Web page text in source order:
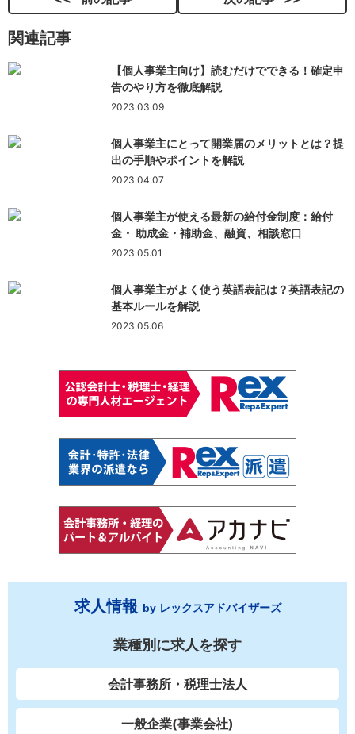
関連記事
【個人事業主向け】読むだけでできる！確定申
告のやり方を徹底解説
2023.03.09
個人事業主にとって開業届のメリットとは？提
出の手順やポイントを解説
2023.04.07
個人事業主が使える最新の給付金制度：給付
金・ 助成金・補助金、融資、相談窓口
2023.05.01
個人事業主がよく使う英語表記は？英語表記の
基本ルールを解説
2023.05.06
求人情報 by レックスアドバイザーズ
業種別に求人を探す
会計事務所・税理士法人
一般企業(事業会社)